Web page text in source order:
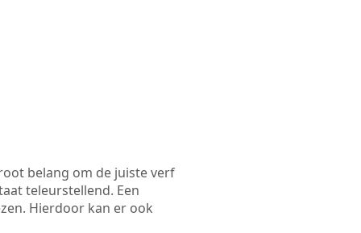
belang om de juiste verf
teleurstellend. Een
Hierdoor kan er ook